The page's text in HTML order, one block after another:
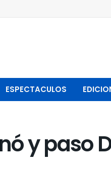
ESPECTACULOS
y paso